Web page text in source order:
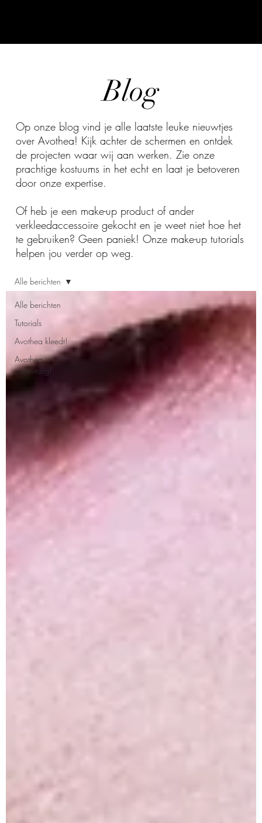
Alle berichten
Tutorials
Avothea kleedt!
Avothea is
aanwezig!
Alle berichten
Blog
Op onze blog vind je alle laatste leuke nieuwtjes
over Avothea! Kijk achter de schermen en ontdek
de projecten waar wij aan werken. Zie onze
prachtige kostuums in het echt en laat je betoveren
door onze expertise.
Of heb je een make-up product of ander
verkleedaccessoire gekocht en je weet niet hoe het
te gebruiken? Geen paniek! Onze make-up tutorials
helpen jou verder op weg.